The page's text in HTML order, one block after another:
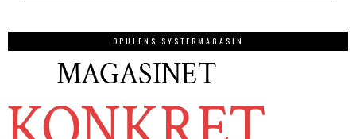
OPULENS SYSTERMAGASIN